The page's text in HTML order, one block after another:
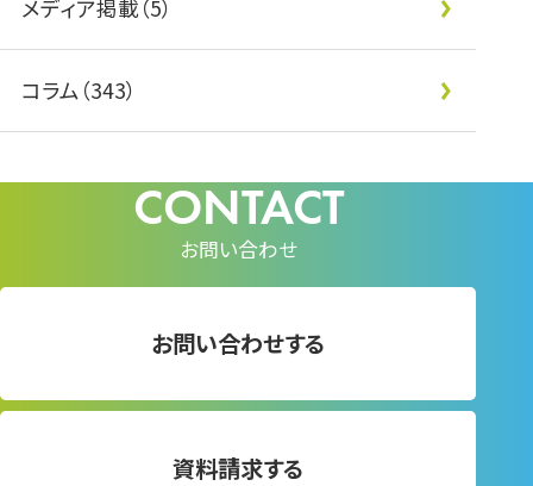
メディア掲載（5）
コラム（343）
お問い合わせ
お問い合わせする
資料請求する